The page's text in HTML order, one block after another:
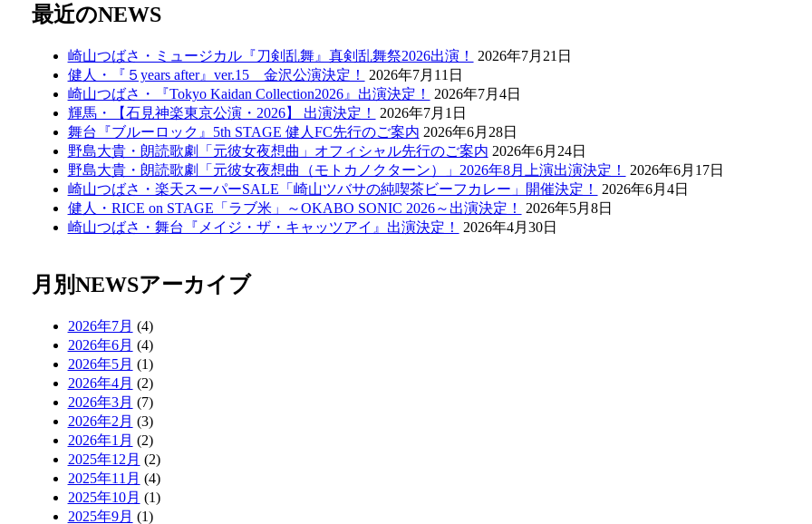
最近のNEWS
崎山つばさ・ミュージカル『刀剣乱舞』真剣乱舞祭2026出演！
2026年7月21日
健人・『５years after』ver.15 金沢公演決定！
2026年7月11日
崎山つばさ・『Tokyo Kaidan Collection2026』出演決定！
2026年7月4日
輝馬・【石見神楽東京公演・2026】 出演決定！
2026年7月1日
舞台『ブルーロック』5th STAGE 健人FC先行のご案内 2026年6月28日
野島大貴・朗読歌劇「元彼女夜想曲」オフィシャル先行のご案内 2026年6月24日
野島大貴・朗読歌劇「元彼女夜想曲（モトカノクターン）」2026年8月上演出演決定！
2026年6月17日
崎山つばさ・楽天スーパーSALE「崎山ツバサの純喫茶ビーフカレー」開催決定！
2026年6月4日
健人・RICE on STAGE「ラブ米」～OKABO SONIC 2026～出演決定！
2026年5月8日
崎山つばさ・舞台『メイジ・ザ・キャッツアイ』出演決定！
2026年4月30日
月別NEWSアーカイブ
2026年7月 (4)
2026年6月 (4)
2026年5月 (1)
2026年4月 (2)
2026年3月 (7)
2026年2月 (3)
2026年1月 (2)
2025年12月 (2)
2025年11月 (4)
2025年10月 (1)
2025年9月 (1)